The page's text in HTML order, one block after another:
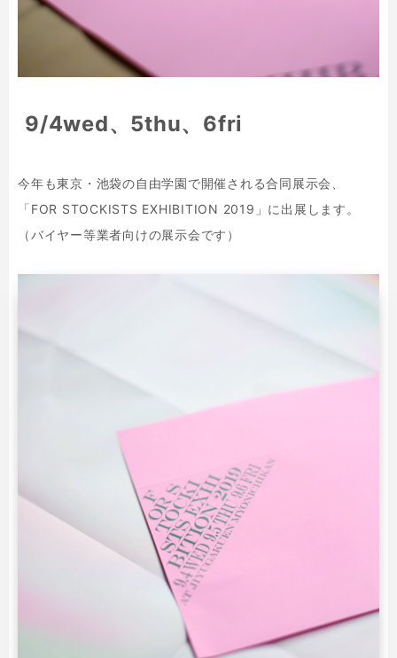
9/4wed、5thu、6fri
今年も東京・池袋の自由学園で開催される合同展示会、
「FOR STOCKISTS EXHIBITION 2019」に出展します。
（バイヤー等業者向けの展示会です）